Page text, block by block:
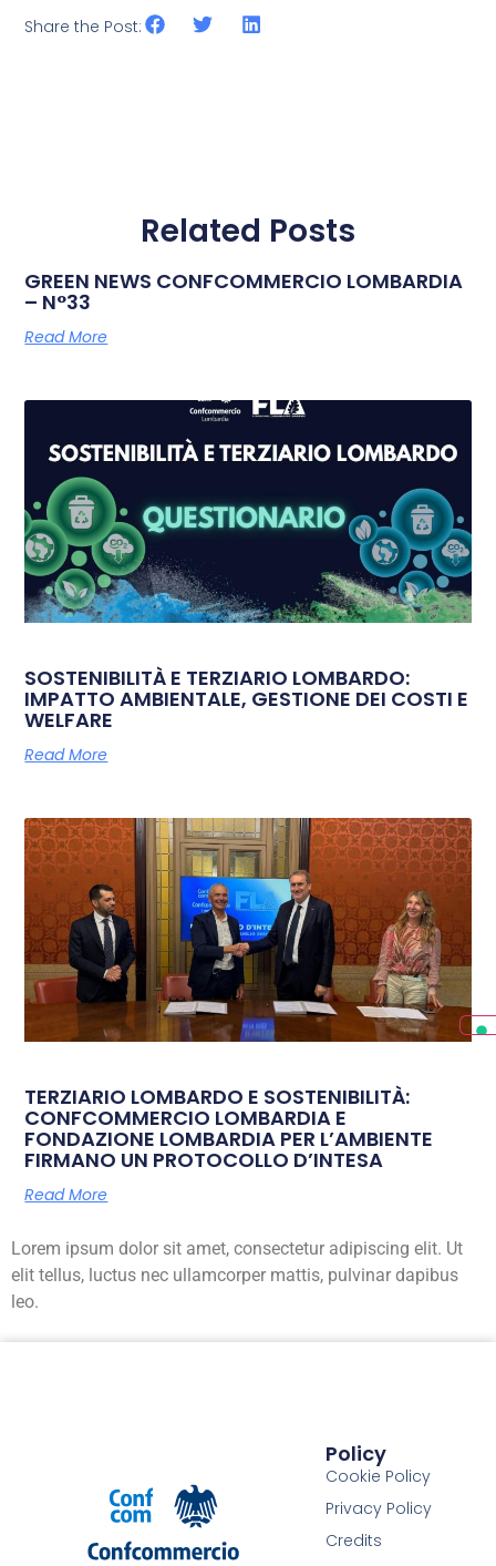
Share the Post:
Related Posts
GREEN NEWS CONFCOMMERCIO LOMBARDIA
– N°33
Read More
SOSTENIBILITÀ E TERZIARIO LOMBARDO:
IMPATTO AMBIENTALE, GESTIONE DEI COSTI E
WELFARE
Read More
TERZIARIO LOMBARDO E SOSTENIBILITÀ:
CONFCOMMERCIO LOMBARDIA E
FONDAZIONE LOMBARDIA PER L’AMBIENTE
FIRMANO UN PROTOCOLLO D’INTESA
Read More
Lorem ipsum dolor sit amet, consectetur adipiscing elit. Ut
elit tellus, luctus nec ullamcorper mattis, pulvinar dapibus
leo.
Policy
Cookie Policy
Privacy Policy
Credits